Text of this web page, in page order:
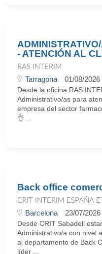
- ATENCIÓN AL
RAS INTERIM
Tarragona 01/08/2026
Desde la oficina RAS
Administrativo/as para
empresa del sector
👌 ...
Back office
CRIT INTERIM ESPAÑA
Barcelona 23/07/2026
Desde CRIT Sabadell
Administrativo/a con nivel
al departamento de Back
líder ...